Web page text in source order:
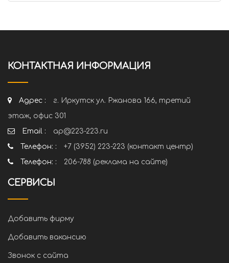
КОНТАКТНАЯ ИНФОРМАЦИЯ
Адрес :
г. Иркутск ул. Ржанова 166, третий
этаж, офис 301
Email :
ap@223-223.ru
Телефон: :
+7 (3952) 223-223 (контакт центр)
Телефон: :
206-788 (реклама на сайте)
СЕРВИСЫ
Добавить фирму
Добавить вакансию
Звонок с сайта